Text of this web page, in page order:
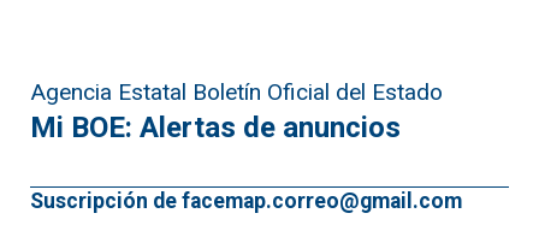
Agencia Estatal Boletín Oficial del Estado
Mi BOE: Alertas de anuncios
Suscripción de facemap.correo@gmail.com